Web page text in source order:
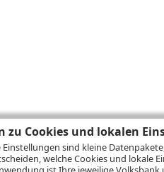
zu Cookies und lokalen
sind kleine
welche Cookies und lokale